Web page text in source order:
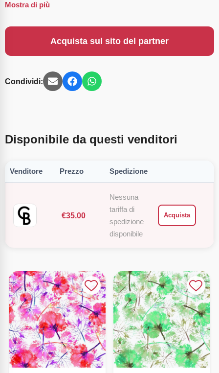
Mostra di più
Acquista sul sito del partner
Condividi:
Disponibile da questi venditori
Venditore Prezzo Spedizione
€35.00
Nessuna
tariffa di
spedizione
disponibile
Acquista